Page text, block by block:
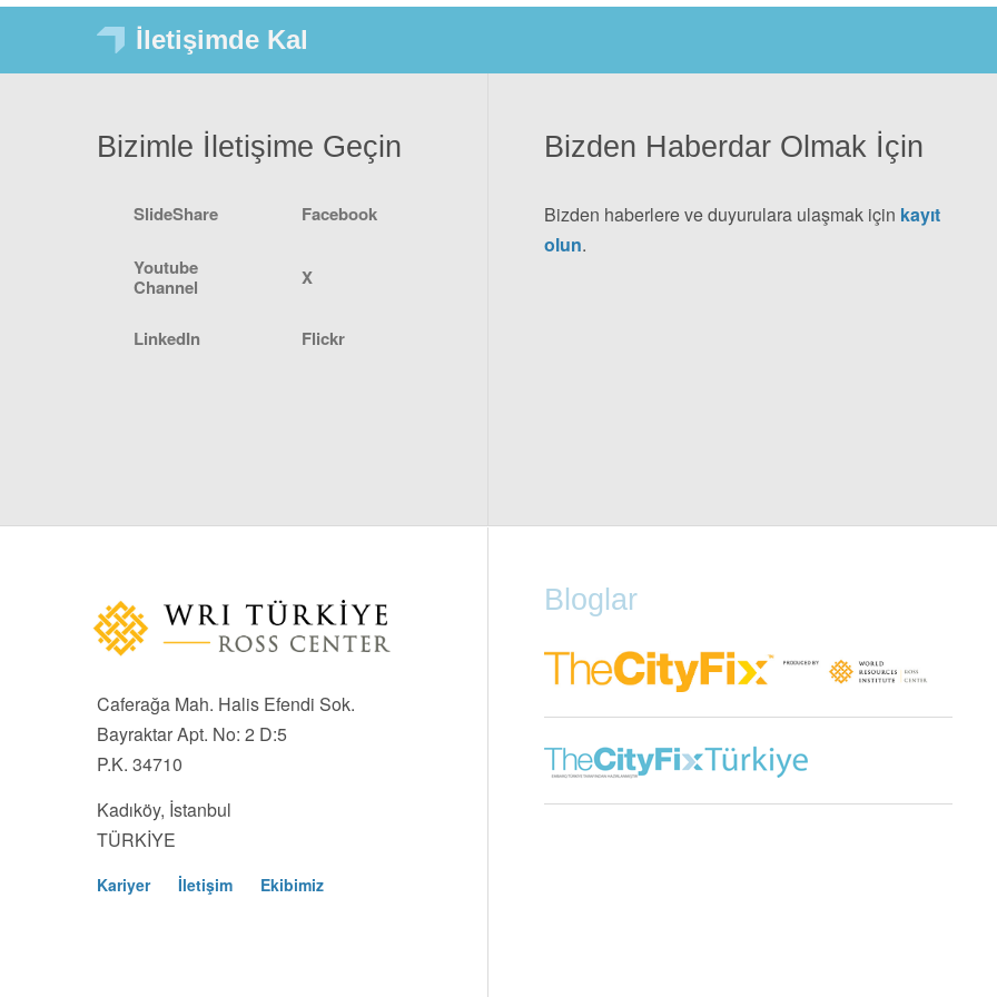
İletişimde Kal
Bizden Haberdar Olmak İçin
Bizden haberlere ve duyurulara ulaşmak için kayıt
olun.
Bizimle İletişime Geçin
SlideShare Facebook
Youtube
Channel
X
LinkedIn Flickr
Bloglar
Caferağa Mah. Halis Efendi Sok.
Bayraktar Apt. No: 2 D:5
P.K. 34710
Kadıköy, İstanbul
TÜRKİYE
Kariyer İletişim Ekibimiz